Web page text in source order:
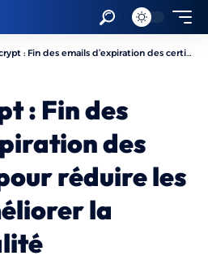
des emails d’expiration des certificats pour réduire les coûts et améliorer la confidentialité
: Fin des
des
réduire les
la